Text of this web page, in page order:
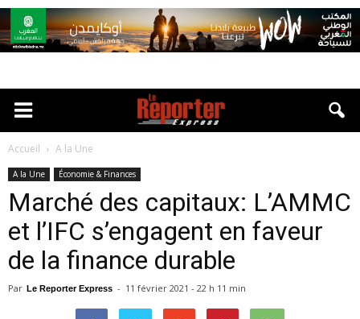
Accueil A la Une
A la Une Économie & Finances
Marché des capitaux: L’AMMC
et l’IFC s’engagent en faveur
de la finance durable
Par Le Reporter Express - 11 février 2021 - 22 h 11 min